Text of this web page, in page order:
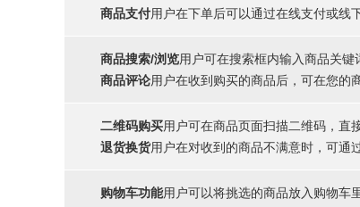
商品支付用户在下单后可以通过在线支付或线
商品搜索/浏览用户可在搜索框内输入商品关键
商品评论用户在收到购买的商品后，可在您的
二维码购买用户可在商品页面扫描二维码，直
退货换货用户在对收到的商品不满意时，可通
购物车功能用户可以将挑选的商品放入购物车